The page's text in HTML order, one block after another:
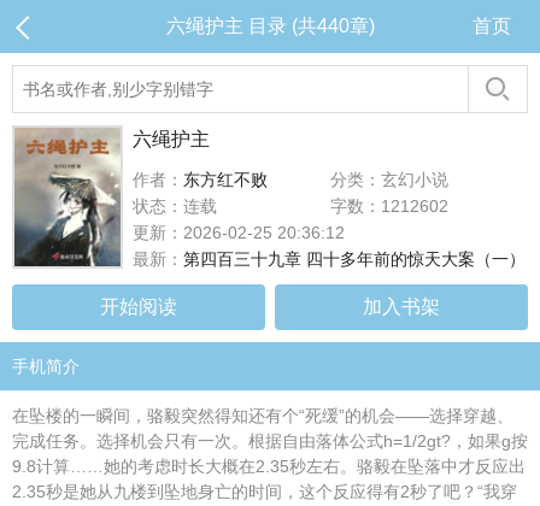
六绳护主 目录 (共440章) 首页
六绳护主
作者： 东方红不败
分类：玄幻小说
状态：连载
字数：1212602
更新：2026-02-25 20:36:12
最新： 第四百三十九章 四十多年前的惊天大案（一）
开始阅读 加入书架
手机简介
在坠楼的一瞬间，骆毅突然得知还有个“死缓”的机会——选择穿越、
完成任务。选择机会只有一次。根据自由落体公式h=1/2gt?，如果g按
9.8计算……她的考虑时长大概在2.35秒左右。骆毅在坠落中才反应出
2.35秒是她从九楼到坠地身亡的时间，这个反应得有2秒了吧？“我穿